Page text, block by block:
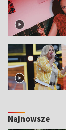
Najnowsze